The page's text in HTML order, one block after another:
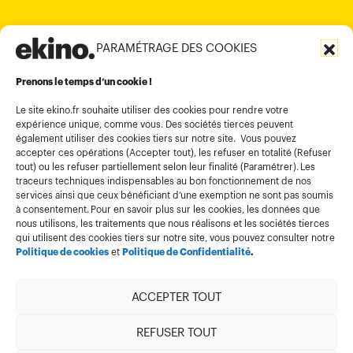
PARAMÉTRAGE DES COOKIES
Prenons le temps d’un cookie !
Le site ekino.fr souhaite utiliser des cookies pour rendre votre
expérience unique, comme vous. Des sociétés tierces peuvent
également utiliser des cookies tiers sur notre site. Vous pouvez
accepter ces opérations (Accepter tout), les refuser en totalité (Refuser
tout) ou les refuser partiellement selon leur finalité (Paramétrer). Les
traceurs techniques indispensables au bon fonctionnement de nos
services ainsi que ceux bénéficiant d’une exemption ne sont pas soumis
à consentement. Pour en savoir plus sur les cookies, les données que
nous utilisons, les traitements que nous réalisons et les sociétés tierces
qui utilisent des cookies tiers sur notre site, vous pouvez consulter notre
Politique de cookiesetPolitique de Confidentialité.
ACCEPTER TOUT
REFUSER TOUT
Informations légales
Conditions générales d’utilisation
Politique de confidentialité
Politique cookies
Gestion des cookies
Index égalité